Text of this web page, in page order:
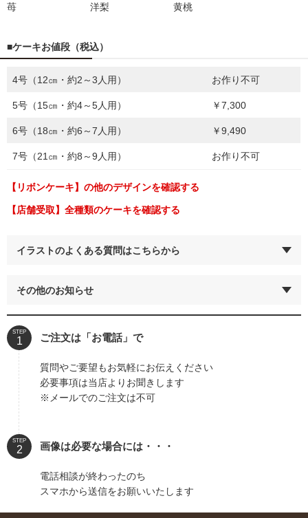
苺 洋梨 黄桃
■ケーキお値段（税込）
4号（12㎝・約2～3人用） お作り不可
5号（15㎝・約4～5人用） ￥7,300
6号（18㎝・約6～7人用） ￥9,490
7号（21㎝・約8～9人用） お作り不可
【リボンケーキ】の他のデザインを確認する
【店舗受取】全種類のケーキを確認する
イラストのよくある質問はこちらから
その他のお知らせ
STEP ご注文は「お電話」で
質問やご要望もお気軽にお伝えください
必要事項は当店よりお聞きします
※メールでのご注文は不可
STEP 画像は必要な場合には・・・
電話相談が終わったのち
スマホから送信をお願いいたします